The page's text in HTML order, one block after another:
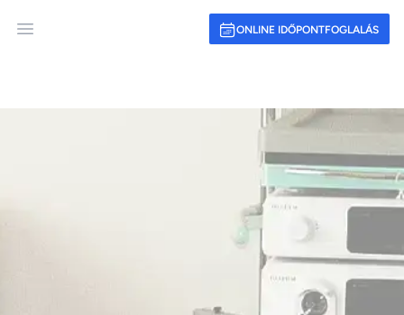
Open main menu ONLINE IDŐPONTFOGLALÁS